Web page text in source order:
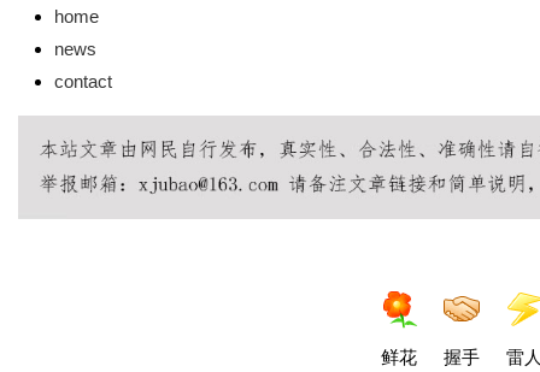
home
news
contact
鲜花 握手 雷